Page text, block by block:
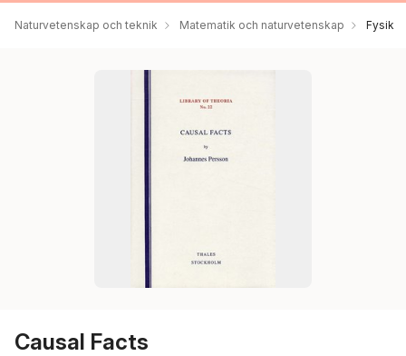
Naturvetenskap och teknik Matematik och naturvetenskap Fysik
Causal Facts